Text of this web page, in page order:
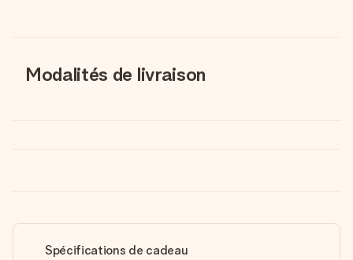
Modalités de livraison
Spécifications de cadeau